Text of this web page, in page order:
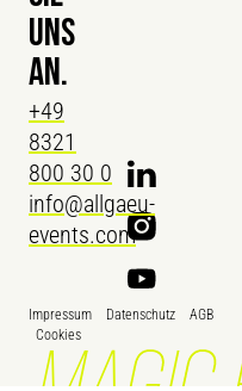
UNS
AN.
+49
8321
800 30 0
info@allgaeu-
events.com
Impressum Datenschutz
AGB
Cookies